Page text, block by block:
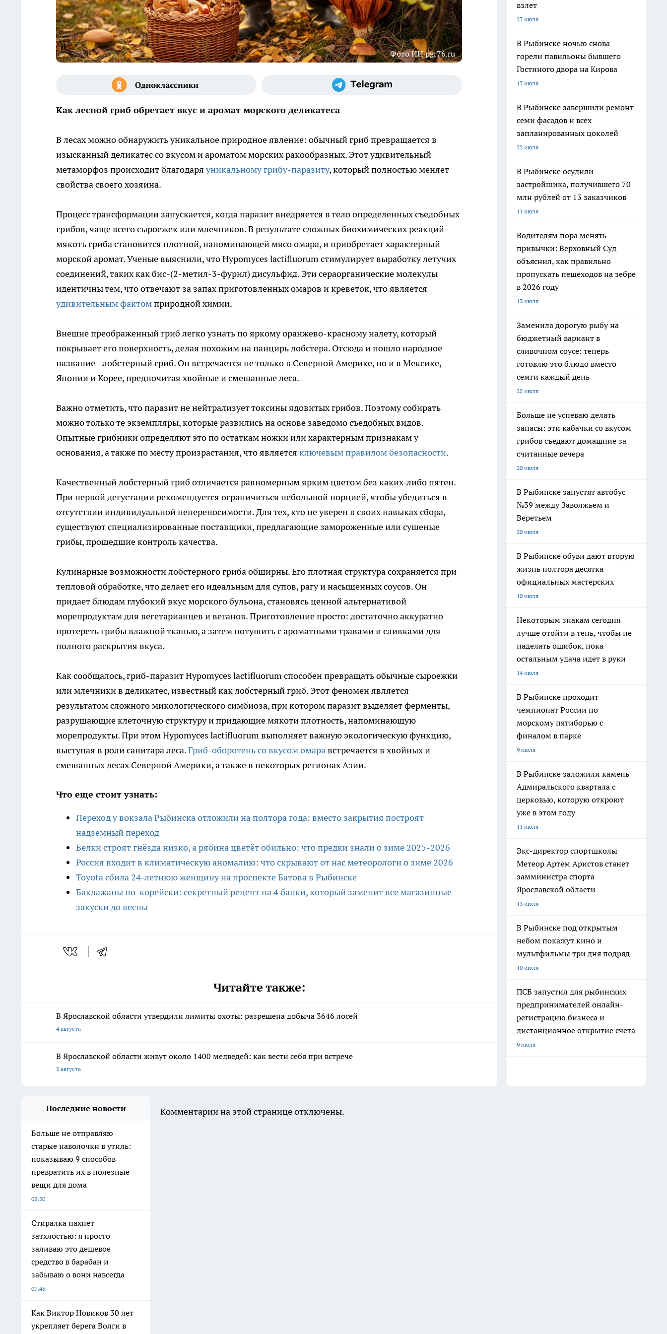
Фото ИИ pgr76.ru
Как лесной гриб обретает вкус и аромат морского деликатеса
В лесах можно обнаружить уникальное природное явление: обычный гриб превращается в
изысканный деликатес со вкусом и ароматом морских ракообразных. Этот удивительный
метаморфоз происходит благодаря уникальному грибу-паразиту, который полностью меняет
свойства своего хозяина.
Процесс трансформации запускается, когда паразит внедряется в тело определенных съедобных
грибов, чаще всего сыроежек или млечников. В результате сложных биохимических реакций
мякоть гриба становится плотной, напоминающей мясо омара, и приобретает характерный
морской аромат. Ученые выяснили, что Hypomyces lactifluorum стимулирует выработку летучих
соединений, таких как бис-(2-метил-3-фурил) дисульфид. Эти сераорганические молекулы
идентичны тем, что отвечают за запах приготовленных омаров и креветок, что является
удивительным фактомприродной химии.
Внешне преображенный гриб легко узнать по яркому оранжево-красному налету, который
покрывает его поверхность, делая похожим на панцирь лобстера. Отсюда и пошло народное
название - лобстерный гриб. Он встречается не только в Северной Америке, но и в Мексике,
Японии и Корее, предпочитая хвойные и смешанные леса.
Важно отметить, что паразит не нейтрализует токсины ядовитых грибов. Поэтому собирать
можно только те экземпляры, которые развились на основе заведомо съедобных видов.
Опытные грибники определяют это по остаткам ножки или характерным признакам у
основания, а также по месту произрастания, что является ключевым правилом безопасности.
Качественный лобстерный гриб отличается равномерным ярким цветом без каких-либо пятен.
При первой дегустации рекомендуется ограничиться небольшой порцией, чтобы убедиться в
отсутствии индивидуальной непереносимости. Для тех, кто не уверен в своих навыках сбора,
существуют специализированные поставщики, предлагающие замороженные или сушеные
грибы, прошедшие контроль качества.
Кулинарные возможности лобстерного гриба обширны. Его плотная структура сохраняется при
тепловой обработке, что делает его идеальным для супов, рагу и насыщенных соусов. Он
придает блюдам глубокий вкус морского бульона, становясь ценной альтернативой
морепродуктам для вегетарианцев и веганов. Приготовление просто: достаточно аккуратно
протереть грибы влажной тканью, а затем потушить с ароматными травами и сливками для
полного раскрытия вкуса.
Как сообщалось, гриб-паразит Hypomyces lactifluorum способен превращать обычные сыроежки
или млечники в деликатес, известный как лобстерный гриб. Этот феномен является
результатом сложного микологического симбиоза, при котором паразит выделяет ферменты,
разрушающие клеточную структуру и придающие мякоти плотность, напоминающую
морепродукты. При этом Hypomyces lactifluorum выполняет важную экологическую функцию,
выступая в роли санитара леса.Гриб-оборотень со вкусом омаравстречается в хвойных и
смешанных лесах Северной Америки, а также в некоторых регионах Азии.
Что еще стоит узнать:
Переход у вокзала Рыбинска отложили на полтора года: вместо закрытия построят
надземный переход
Белки строят гнёзда низко, а рябина цветёт обильно: что предки знали о зиме 2025-2026
Россия входит в климатическую аномалию: что скрывают от нас метеорологи о зиме 2026
Toyota сбила 24-летнюю женщину на проспекте Батова в Рыбинске
Баклажаны по-корейски: секретный рецепт на 4 банки, который заменит все магазинные
закуски до весны
Читайте также:
В Ярославской области утвердили лимиты охоты: разрешена добыча 3646 лосей
4 августа
В Ярославской области живут около 1400 медведей: как вести себя при встрече
3 августа
взлет
27 июля
В Рыбинске ночью снова
горели павильоны бывшего
Гостиного двора на Кирова
17 июля
В Рыбинске завершили ремонт
семи фасадов и всех
запланированных цоколей
22 июля
В Рыбинске осудили
застройщика, получившего 70
млн рублей от 13 заказчиков
11 июля
Водителям пора менять
привычки: Верховный Суд
объяснил, как правильно
пропускать пешеходов на зебре
в 2026 году
13 июля
Заменила дорогую рыбу на
бюджетный вариант в
сливочном соусе: теперь
готовлю это блюдо вместо
семги каждый день
25 июля
Больше не успеваю делать
запасы: эти кабачки со вкусом
грибов съедают домашние за
считанные вечера
20 июля
В Рыбинске запустят автобус
№39 между Заволжьем и
Веретьем
20 июля
В Рыбинске обуви дают вторую
жизнь полтора десятка
официальных мастерских
10 июля
Некоторым знакам сегодня
лучше отойти в тень, чтобы не
наделать ошибок, пока
остальным удача идет в руки
14 июля
В Рыбинске проходит
чемпионат России по
морскому пятиборью с
финалом в парке
9 июля
В Рыбинске заложили камень
Адмиральского квартала с
церковью, которую откроют
уже в этом году
11 июля
Экс-директор спортшколы
Метеор Артем Аристов станет
замминистра спорта
Ярославской области
13 июля
В Рыбинске под открытым
небом покажут кино и
мультфильмы три дня подряд
10 июля
ПСБ запустил для рыбинских
предпринимателей онлайн-
регистрацию бизнеса и
дистанционное открытие счета
9 июля
Последние новости
Больше не отправляю
старые наволочки в утиль:
показываю 9 способов
превратить их в полезные
вещи для дома
08:30
Стиралка пахнет
затхлостью: я просто
заливаю это дешевое
средство в барабан и
забываю о вони навсегда
07:45
Как Виктор Новиков 30 лет
укрепляет берега Волги в
Комментарии на этой странице отключены.